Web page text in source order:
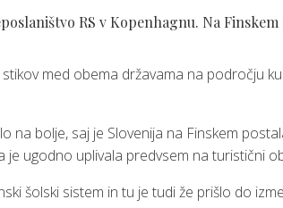
RS v Kopenhagnu. Na
med obema državama na področju
na bolje, saj je Slovenija na Finskem
je ugodno uplivala predvsem na turistični
šolski sistem in tu je tudi že prišlo do